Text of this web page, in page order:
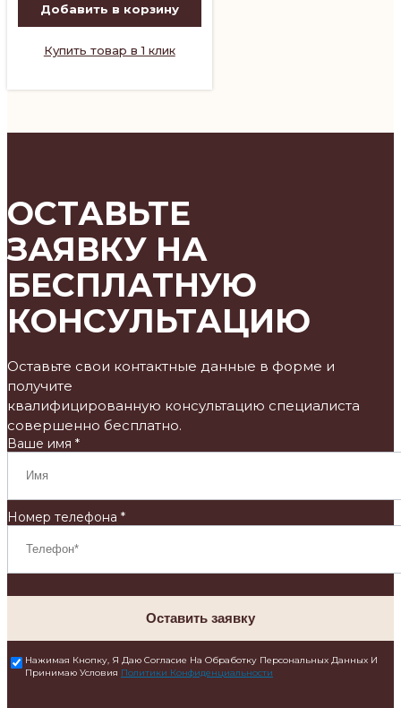
Добавить в корзину
Купить товар в 1 клик
ОСТАВЬТЕ
ЗАЯВКУ НА
БЕСПЛАТНУЮ
КОНСУЛЬТАЦИЮ
Оставьте свои контактные данные в форме и
получите
квалифицированную консультацию специалиста
совершенно бесплатно.
Ваше имя *
Номер телефона *
Оставить заявку
Нажимая Кнопку, Я Даю Согласие На Обработку Персональных Данных И
Принимаю Условия Политики Конфиденциальности